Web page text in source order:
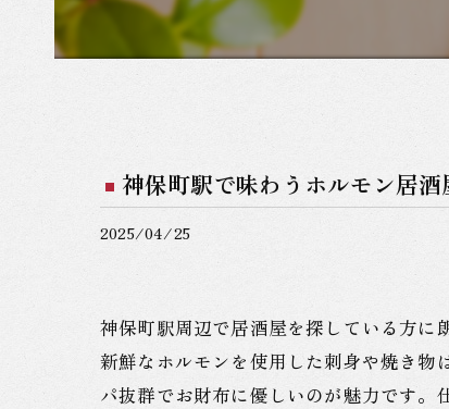
神保町駅で味わうホルモン居
2025/04/25
神保町駅周辺で居酒屋を探している方に
新鮮なホルモンを使用した刺身や焼き物
パ抜群でお財布に優しいのが魅力です